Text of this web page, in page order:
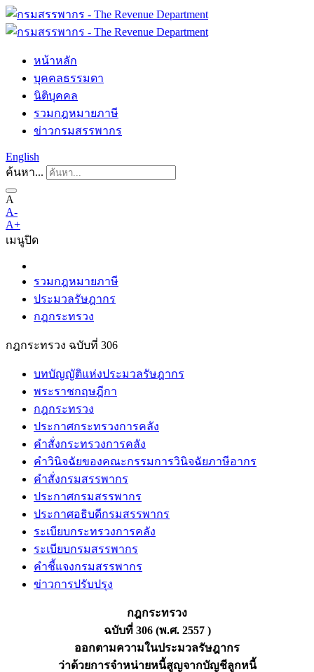
หน้าหลัก
บุคคลธรรมดา
นิติบุคคล
รวมกฎหมายภาษี
ข่าวกรมสรรพากร
English
ค้นหา...
A
A-
A+
เมนูปิด
รวมกฎหมายภาษี
ประมวลรัษฎากร
กฎกระทรวง
กฎกระทรวง ฉบับที่ 306
บทบัญญัติแห่งประมวลรัษฎากร
พระราชกฤษฎีกา
กฎกระทรวง
ประกาศกระทรวงการคลัง
คำสั่งกระทรวงการคลัง
คำวินิจฉัยของคณะกรรมการวินิจฉัยภาษีอากร
คำสั่งกรมสรรพากร
ประกาศกรมสรรพากร
ประกาศอธิบดีกรมสรรพากร
ระเบียบกระทรวงการคลัง
ระเบียบกรมสรรพากร
คำชี้แจงกรมสรรพากร
ข่าวการปรับปรุง
กฎกระทรวง
ฉบับที่ 306 (พ.ศ. 2557 )
ออกตามความในประมวลรัษฎากร
ว่าด้วยการจำหน่ายหนี้สูญจากบัญชีลูกหนี้